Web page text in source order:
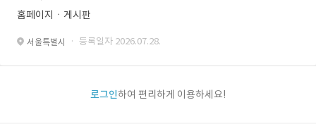
홈페이지ㆍ게시판
서울특별시 · 등록일자 2026.07.28.
로그인하여 편리하게 이용하세요!